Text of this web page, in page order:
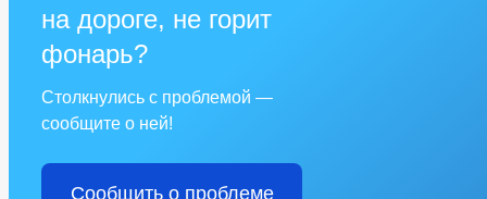
на дороге, не горит
фонарь?
Столкнулись с проблемой —
сообщите о ней!
Сообщить о проблеме